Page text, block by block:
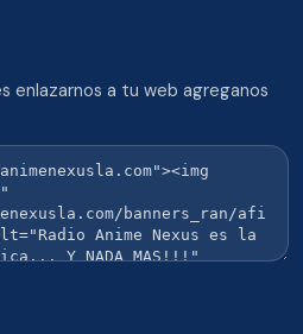
enlazarnos a tu web agreganos